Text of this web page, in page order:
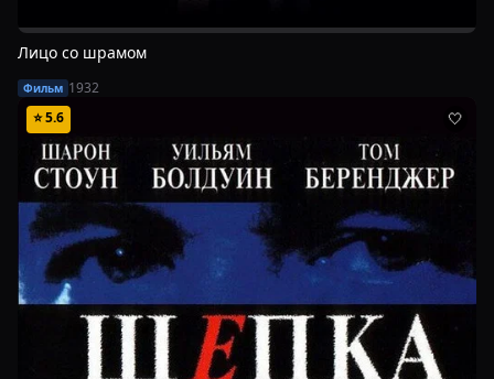
Лицо со шрамом
Фильм 1932
⭐5.6 🤍